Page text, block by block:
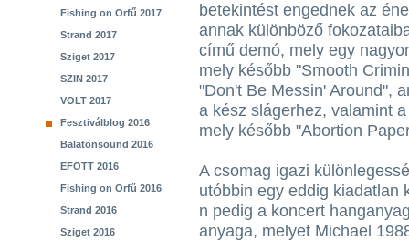
Fishing on Orfű 2017
Strand 2017
Sziget 2017
SZIN 2017
VOLT 2017
Fesztiválblog 2016
Balatonsound 2016
EFOTT 2016
Fishing on Orfű 2016
Strand 2016
Sziget 2016
betekintést engednek az
annak különböző
című demó, mely egy
mely később "Smooth
"Don't Be Messin' Around",
a kész slágerhez, valamint
mely később "Abortion
A csomag igazi
utóbbin egy eddig kiadatlan
n pedig a koncert
anyaga, melyet Michael